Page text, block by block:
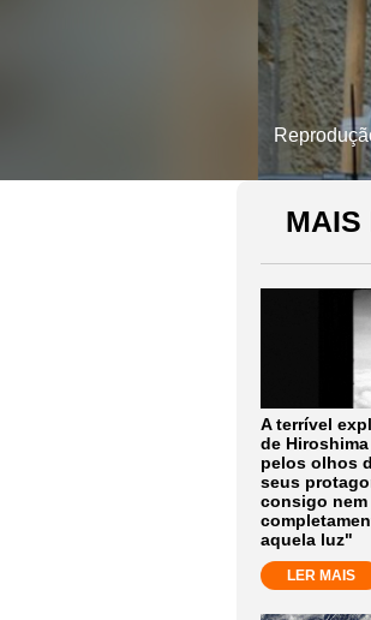
MAIS
A terrível
de
pelos olhos
seus
consigo nem
aquela luz"
LER MAIS